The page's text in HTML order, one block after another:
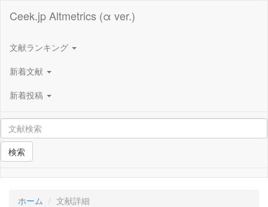
Ceek.jp Altmetrics (α ver.)
文献ランキング
新着文献
新着投稿
検索
ホーム 文献詳細